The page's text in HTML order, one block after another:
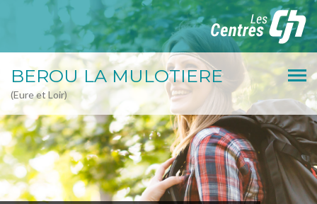
BEROU LA MULOTIERE
(Eure et Loir)